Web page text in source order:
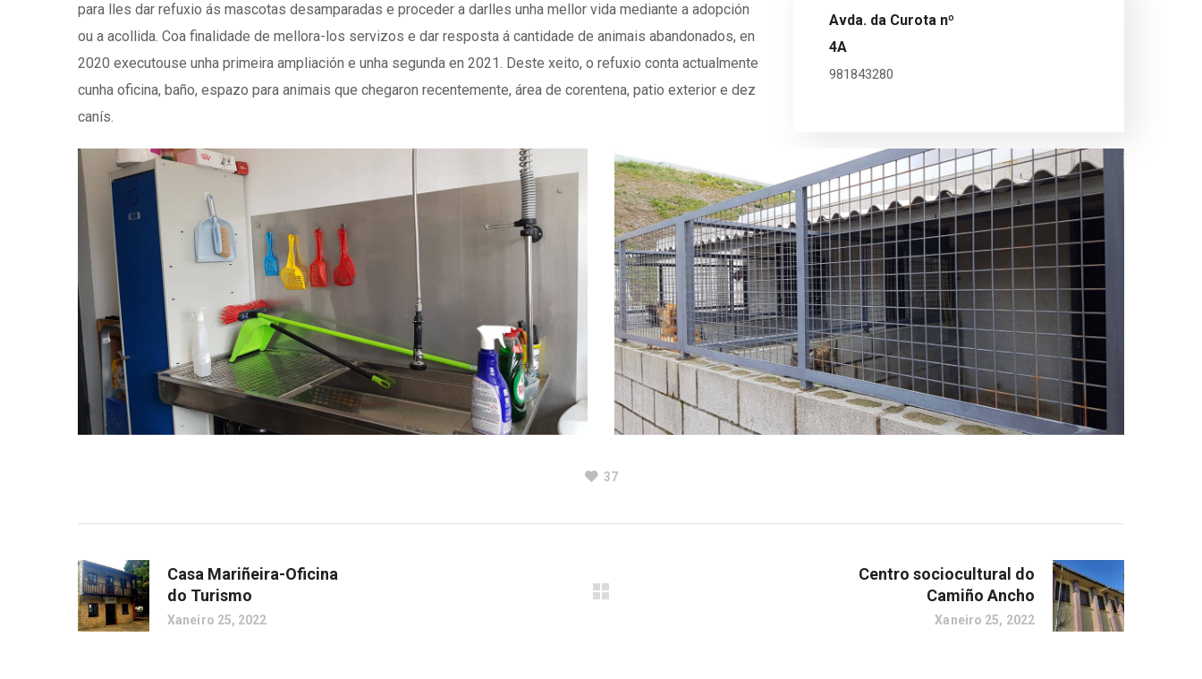
para lles dar refuxio ás mascotas desamparadas e proceder a darlles unha mellor vida mediante a adopción
ou a acollida. Coa finalidade de mellora-los servizos e dar resposta á cantidade de animais abandonados, en
2020 executouse unha primeira ampliación e unha segunda en 2021. Deste xeito, o refuxio conta actualmente
cunha oficina, baño, espazo para animais que chegaron recentemente, área de corentena, patio exterior e dez
canís.
Avda. da Curota nº
4A
981843280
37
Casa Mariñeira-Oficina
do Turismo
Xaneiro 25, 2022
Centro sociocultural do
Camiño Ancho
Xaneiro 25, 2022